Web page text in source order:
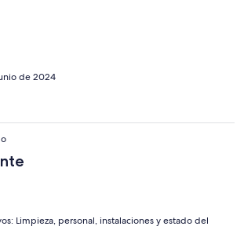
de 2024
Limpieza, personal, instalaciones y estado del